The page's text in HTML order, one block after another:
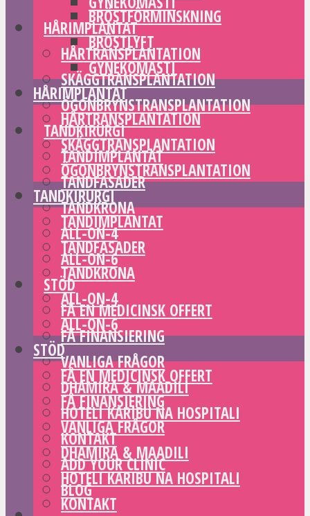
HÅRIMPLANTAT
HÅRTRANSPLANTATION
SKÄGGTRANSPLANTATION
ÖGONBRYNSTRANSPLANTATION
TANDKIRURGI
TANDIMPLANTAT
TANDFASADER
TANDKRONA
ALL-ON-4
ALL-ON-6
STÖD
FÅ EN MEDICINSK OFFERT
FÅ FINANSIERING
VANLIGA FRÅGOR
DHAMIRA & MAADILI
HOTELI KARIBU NA HOSPITALI
KONTAKT
ADD YOUR CLINIC
BLOG
BRÖSTFÖRMINSKNING
BRÖSTLYFT
GYNEKOMASTI
HÅRIMPLANTAT
HÅRTRANSPLANTATION
SKÄGGTRANSPLANTATION
ÖGONBRYNSTRANSPLANTATION
TANDKIRURGI
TANDIMPLANTAT
TANDFASADER
TANDKRONA
ALL-ON-4
ALL-ON-6
STÖD
FÅ EN MEDICINSK OFFERT
FÅ FINANSIERING
VANLIGA FRÅGOR
DHAMIRA & MAADILI
HOTELI KARIBU NA HOSPITALI
KONTAKT